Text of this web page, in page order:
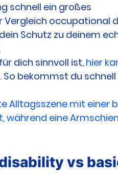
schnell ein großes
Vergleich occupational
Schutz zu deinem
dich sinnvoll ist, hier
. So bekommst du schnell
Alltagsszene mit einer
während eine
vs